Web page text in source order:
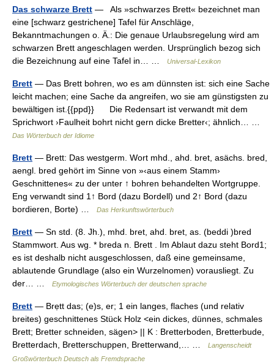
Das schwarze Brett — Als »schwarzes Brett« bezeichnet man
eine [schwarz gestrichene] Tafel für Anschläge,
Bekanntmachungen o. Ä.: Die genaue Urlaubsregelung wird am
schwarzen Brett angeschlagen werden. Ursprünglich bezog sich
die Bezeichnung auf eine Tafel in… …
Universal-Lexikon
Brett — Das Brett bohren, wo es am dünnsten ist: sich eine Sache
leicht machen; eine Sache da angreifen, wo sie am günstigsten zu
bewältigen ist.{{ppd}} Die Redensart ist verwandt mit dem
Sprichwort ›Faulheit bohrt nicht gern dicke Bretter‹; ähnlich… …
Das Wörterbuch der Idiome
Brett — Brett: Das westgerm. Wort mhd., ahd. bret, asächs. bred,
aengl. bred gehört im Sinne von »‹aus einem Stamm›
Geschnittenes« zu der unter ↑ bohren behandelten Wortgruppe.
Eng verwandt sind 1↑ Bord (dazu Bordell) und 2↑ Bord (dazu
bordieren, Borte) …
Das Herkunftswörterbuch
Brett — Sn std. (8. Jh.), mhd. bret, ahd. bret, as. (beddi )bred
Stammwort. Aus wg. * breda n. Brett . Im Ablaut dazu steht Bord1;
es ist deshalb nicht ausgeschlossen, daß eine gemeinsame,
ablautende Grundlage (also ein Wurzelnomen) vorausliegt. Zu
der… …
Etymologisches Wörterbuch der deutschen sprache
Brett — Brẹtt das; (e)s, er; 1 ein langes, flaches (und relativ
breites) geschnittenes Stück Holz <ein dickes, dünnes, schmales
Brett; Bretter schneiden, sägen> || K : Bretterboden, Bretterbude,
Bretterdach, Bretterschuppen, Bretterwand,… …
Langenscheidt
Großwörterbuch Deutsch als Fremdsprache